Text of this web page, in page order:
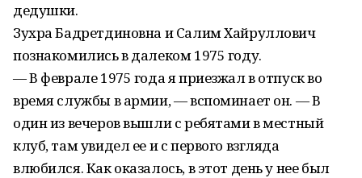
дедушки.
Зухра Бадретдиновна и Салим Хайруллович
познакомились в далеком 1975 году.
— В феврале 1975 года я приезжал в отпуск во
время службы в армии, — вспоминает он. — В
один из вечеров вышли с ребятами в местный
клуб, там увидел ее и с первого взгляда
влюбился. Как оказалось, в этот день у нее был